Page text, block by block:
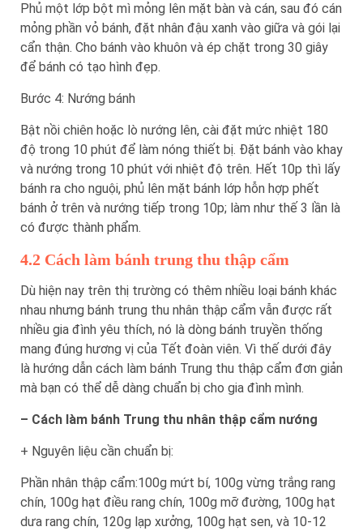
Phủ một lớp bột mì mỏng lên mặt bàn và cán, sau đó cán
mỏng phần vỏ bánh, đặt nhân đậu xanh vào giữa và gói lại
cẩn thận. Cho bánh vào khuôn và ép chặt trong 30 giây
để bánh có tạo hình đẹp.
Bước 4: Nướng bánh
Bật nồi chiên hoặc lò nướng lên, cài đặt mức nhiệt 180
độ trong 10 phút để làm nóng thiết bị. Đặt bánh vào khay
và nướng trong 10 phút với nhiệt độ trên. Hết 10p thì lấy
bánh ra cho nguội, phủ lên mặt bánh lớp hỗn hợp phết
bánh ở trên và nướng tiếp trong 10p; làm như thế 3 lần là
có được thành phẩm.
4.2 Cách làm bánh trung thu thập cẩm
Dù hiện nay trên thị trường có thêm nhiều loại bánh khác
nhau nhưng bánh trung thu nhân thập cẩm vẫn được rất
nhiều gia đình yêu thích, nó là dòng bánh truyền thống
mang đúng hương vị của Tết đoàn viên. Vì thế dưới đây
là hướng dẫn cách làm bánh Trung thu thập cẩm đơn giản
mà bạn có thể dễ dàng chuẩn bị cho gia đình mình.
– Cách làm bánh Trung thu nhân thập cẩm nướng
+ Nguyên liệu cần chuẩn bị:
Phần nhân thập cẩm:100g mứt bí, 100g vừng trắng rang
chín, 100g hạt điều rang chín, 100g mỡ đường, 100g hạt
dưa rang chín, 120g lạp xưởng, 100g hạt sen, và 10-12